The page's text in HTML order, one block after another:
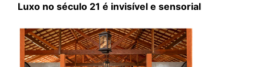
Luxo no século 21 é invisível e sensorial